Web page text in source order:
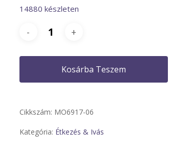
14880 készleten
Kosárba Teszem
Cikkszám: MO6917-06
Kategória: Étkezés & Ivás